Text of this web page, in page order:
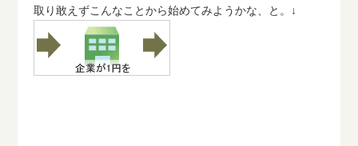
取り敢えずこんなことから始めてみようかな、と。↓